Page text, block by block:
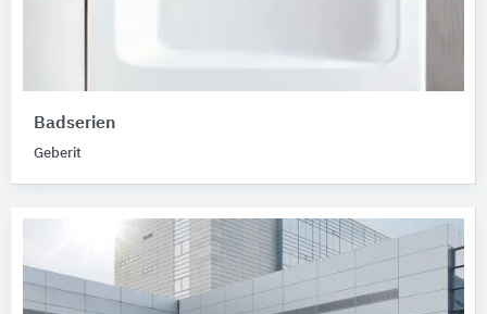
Badserien
Geberit